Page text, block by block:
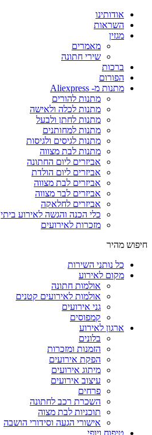
אודותינו
השראות
מגזין
מאמרים
שירי חתונה
ברכות
הפורום
מתנות מ- Aliexpress
מתנות להורים
מתנות לכלה ולאישה
מתנות לחתן ולבעל
מתנות למחותנים
מתנות לגיסים ולגיסות
מתנות לבת מצווה
אביזרים ליום החתונה
אביזרים ליום הולדת
אביזרים לבת מצווה
אביזרים לבר מצווה
אביזרים לחלאקה
כלי הכנה והגשה לאירוע ביתי
מזכרות לאירועים
חיפוש מהיר
כל נותני השירות
מקום לאירוע
אולמות חתונה
אולמות לאירועים קטנים
גני אירועים
קמפוסים
ארגון לאירוע
בלונים
הזמנות ומזכרות
הפקת אירועים
מיתוג אירועים
עיצוב אירועים
פרחים
השכרת רכב לחתונה
תוכניות לבת מצוה
אישורי הגעה וסידורי הושבה
טיפוח ויופי